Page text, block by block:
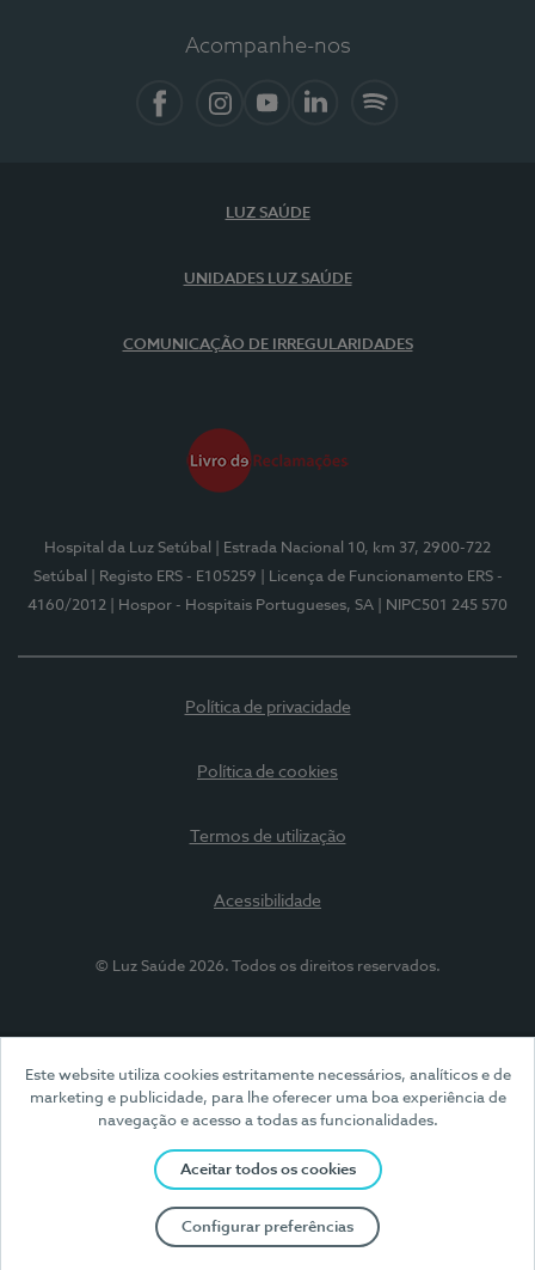
Este website utiliza cookies estritamente necessários, analíticos e de
marketing e publicidade, para lhe oferecer uma boa experiência de
navegação e acesso a todas as funcionalidades.
Aceitar todos os cookies
Configurar preferências
Acompanhe-nos
LUZ SAÚDE
UNIDADES LUZ SAÚDE
COMUNICAÇÃO DE IRREGULARIDADES
Hospital da Luz Setúbal
| Estrada Nacional 10, km 37, 2900-722
Setúbal
| Registo ERS - E105259
| Licença de Funcionamento ERS -
4160/2012
| Hospor - Hospitais Portugueses, SA | NIPC501 245 570
Política de privacidade
Política de cookies
Termos de utilização
Acessibilidade
© Luz Saúde 2026. Todos os direitos reservados.